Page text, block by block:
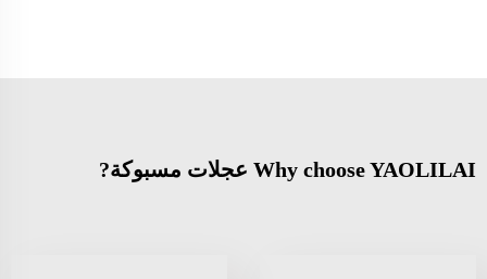
Why choose YAOLILAI عجلات مسبوكة?